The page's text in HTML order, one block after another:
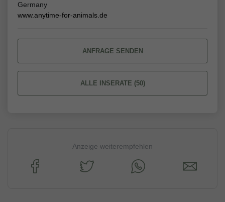
Germany
www.anytime-for-animals.de
ANFRAGE SENDEN
ALLE INSERATE (50)
Anzeige weiterempfehlen